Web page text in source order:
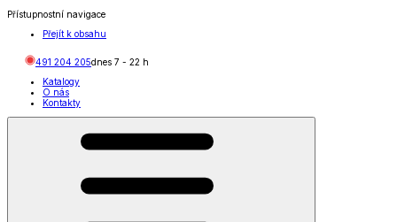
Přístupnostní navigace
Přejít k obsahu
491 204 205dnes 7 - 22 h
Katalogy
O nás
Kontakty